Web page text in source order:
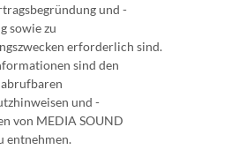
und -
sowie zu
erforderlich sind.
sind den
und -
von MEDIA SOUND
entnehmen.